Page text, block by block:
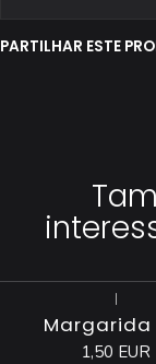
PARTILHAR ESTE
|
Margarida
1,50 EUR